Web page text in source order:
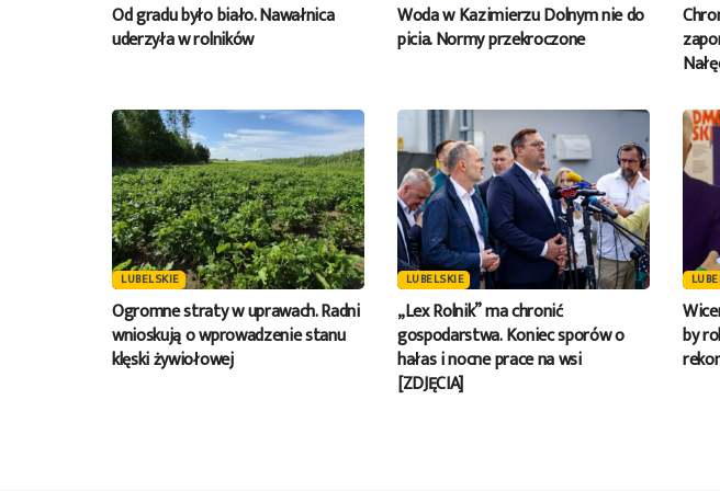
Od gradu było biało. Nawałnica
uderzyła w rolników
Woda w Kazimierzu Dolnym nie do
picia. Normy przekroczone
LUBELSKIE
Ogromne straty w uprawach. Radni
wnioskują o wprowadzenie stanu
klęski żywiołowej
LUBELSKIE
„Lex Rolnik” ma chronić
gospodarstwa. Koniec sporów o
hałas i nocne prace na wsi
[ZDJĘCIA]
by